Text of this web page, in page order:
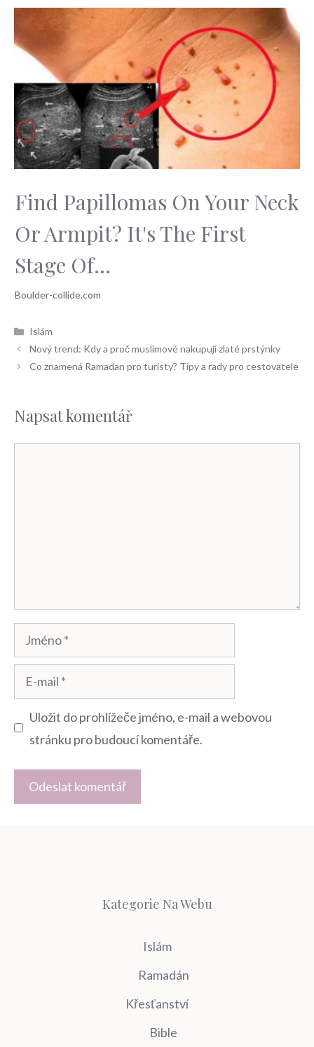
Find Papillomas On Your Neck
Or Armpit? It's The First
Stage Of...
Rubriky
Islám
Nový trend: Kdy a proč muslimové nakupují zlaté prstýnky
Co znamená Ramadan pro turisty? Tipy a rady pro cestovatele
Napsat komentář
Jméno
mail
Uložit do prohlížeče jméno, e-mail a webovou
stránku pro budoucí komentáře.
Kategorie Na Webu
Islám
Ramadán
Křesťanství
Bible